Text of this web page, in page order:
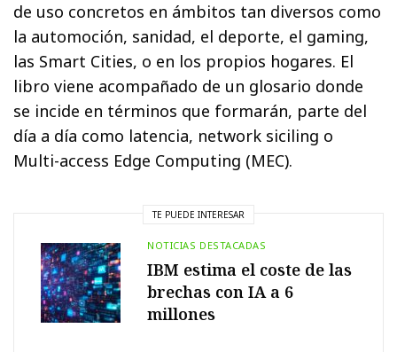
de uso concretos en ámbitos tan diversos como
la automoción, sanidad, el deporte, el gaming,
las Smart Cities, o en los propios hogares. El
libro viene acompañado de un glosario donde
se incide en términos que formarán, parte del
día a día como latencia, network siciling o
Multi-access Edge Computing (MEC).
TE PUEDE INTERESAR
NOTICIAS DESTACADAS
IBM estima el coste de las
brechas con IA a 6
millones